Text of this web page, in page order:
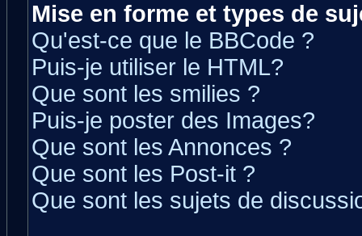
Mise en forme et types de
Qu'est-ce que le BBCode ?
Puis-je utiliser le HTML?
Que sont les smilies ?
Puis-je poster des Images?
Que sont les Annonces ?
Que sont les Post-it ?
Que sont les sujets de